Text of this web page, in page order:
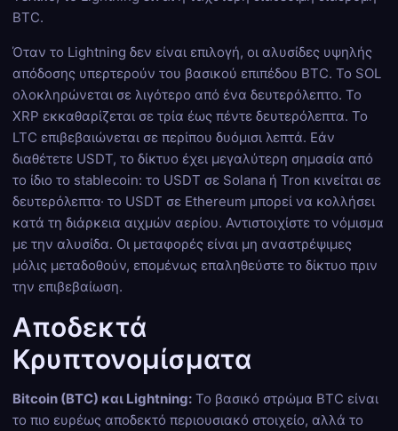
BTC.
Όταν το Lightning δεν είναι επιλογή, οι αλυσίδες υψηλής
απόδοσης υπερτερούν του βασικού επιπέδου BTC. Το SOL
ολοκληρώνεται σε λιγότερο από ένα δευτερόλεπτο. Το
XRP εκκαθαρίζεται σε τρία έως πέντε δευτερόλεπτα. Το
LTC επιβεβαιώνεται σε περίπου δυόμισι λεπτά. Εάν
διαθέτετε USDT, το δίκτυο έχει μεγαλύτερη σημασία από
το ίδιο το stablecoin: το USDT σε Solana ή Tron κινείται σε
δευτερόλεπτα· το USDT σε Ethereum μπορεί να κολλήσει
κατά τη διάρκεια αιχμών αερίου. Αντιστοιχίστε το νόμισμα
με την αλυσίδα. Οι μεταφορές είναι μη αναστρέψιμες
μόλις μεταδοθούν, επομένως επαληθεύστε το δίκτυο πριν
την επιβεβαίωση.
Αποδεκτά
Κρυπτονομίσματα
Bitcoin (BTC) και Lightning: Το βασικό στρώμα BTC είναι
το πιο ευρέως αποδεκτό περιουσιακό στοιχείο, αλλά το